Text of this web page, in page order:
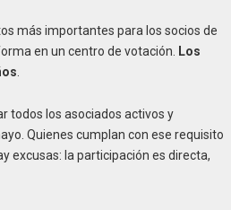
más importantes para los socios de
en un centro de votación. Los
.
todos los asociados activos y
Quienes cumplan con ese requisito
excusas: la participación es directa,